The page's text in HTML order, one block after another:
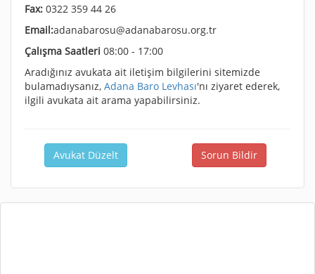
Fax: 0322 359 44 26
Email:adanabarosu@adanabarosu.org.tr
Çalışma Saatleri 08:00 - 17:00
Aradığınız avukata ait iletişim bilgilerini sitemizde
bulamadıysanız, Adana Baro Levhası'nı ziyaret ederek,
ilgili avukata ait arama yapabilirsiniz.
Avukat Düzelt Sorun Bildir